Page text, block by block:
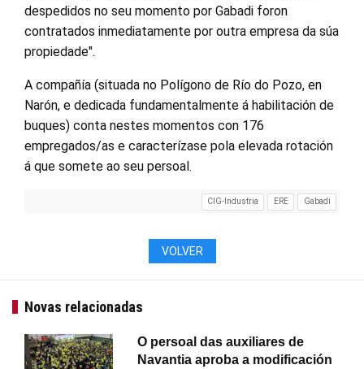
despedidos no seu momento por Gabadi foron
contratados inmediatamente por outra empresa da súa
propiedade".
A compañía (situada no Polígono de Río do Pozo, en
Narón, e dedicada fundamentalmente á habilitación de
buques) conta nestes momentos con 176
empregados/as e caracterízase pola elevada rotación
á que somete ao seu persoal.
CIG-Industria ERE Gabadi
VOLVER
Novas relacionadas
O persoal das auxiliares de
Navantia aproba a modificación